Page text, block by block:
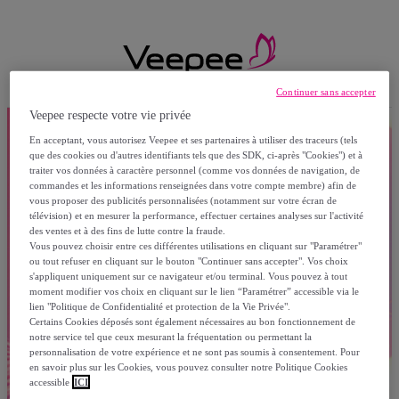
Veepee respecte votre vie privée
En acceptant, vous autorisez Veepee et ses partenaires à utiliser des traceurs (tels
que des cookies ou d'autres identifiants tels que des SDK, ci-après "Cookies") et à
traiter vos données à caractère personnel (comme vos données de navigation, de
commandes et les informations renseignées dans votre compte membre) afin de
vous proposer des publicités personnalisées (notamment sur votre écran de
télévision) et en mesurer la performance, effectuer certaines analyses sur l'activité
des ventes et à des fins de lutte contre la fraude.
Vous pouvez choisir entre ces différentes utilisations en cliquant sur "Paramétrer"
ou tout refuser en cliquant sur le bouton "Continuer sans accepter". Vos choix
s'appliquent uniquement sur ce navigateur et/ou terminal. Vous pouvez à tout
moment modifier vos choix en cliquant sur le lien “Paramétrer” accessible via le
lien "Politique de Confidentialité et protection de la Vie Privée".
Certains Cookies déposés sont également nécessaires au bon fonctionnement de
notre service tel que ceux mesurant la fréquentation ou permettant la
personnalisation de votre expérience et ne sont pas soumis à consentement. Pour
en savoir plus sur les Cookies, vous pouvez consulter notre Politique Cookies
accessible ICI
Continuer sans accepter